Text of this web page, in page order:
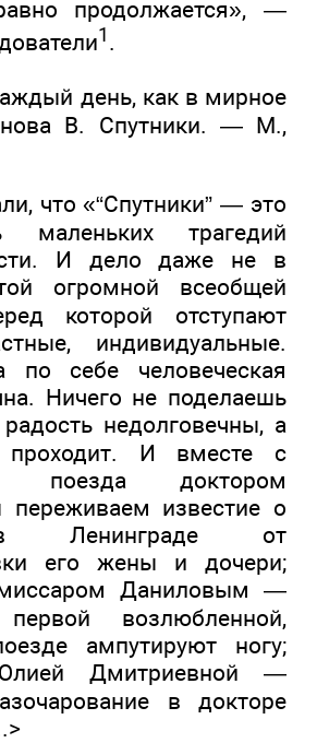
продолжается», —
1 .
день, как в мирное
В. Спутники. — М.,
что «“Спутники” — это
маленьких трагедий
И дело даже не в
огромной всеобщей
которой отступают
индивидуальные.
по себе человеческая
Ничего не поделаешь
недолговечны, а
проходит. И вместе с
поезда доктором
известие о
Ленинграде от
его жены и дочери;
Даниловым —
возлюбленной,
ампутируют ногу;
Дмитриевной —
в докторе